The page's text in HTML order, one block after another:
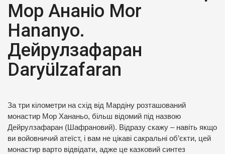
Мор Ананіо Mor
Hananyo.
Дейрулзафаран
Daryülzafaran
За три кілометри на схід від Мардіну розташований
монастир Мор Хананьо, більш відомий під назвою
Дейрулзафаран (Шафрановий). Відразу скажу – навіть якщо
ви войовничий атеїст, і вам не цікаві сакральні об’єкти, цей
монастир варто відвідати, адже це казковий синтез